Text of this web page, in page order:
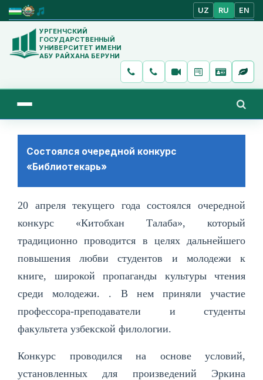
UZ RU EN
УРГЕНЧСКИЙ
ГОСУДАРСТВЕННЫЙ
УНИВЕРСИТЕТ ИМЕНИ
АБУ РАЙХАНА БЕРУНИ
Состоялся очередной конкурс
«Библиотекарь»
20 апреля текущего года состоялся очередной
конкурс «Китобхан Талаба», который
традиционно проводится в целях дальнейшего
повышения любви студентов и молодежи к
книге, широкой пропаганды культуры чтения
среди молодежи. . В нем приняли участие
профессора-преподаватели и студенты
факультета узбекской филологии.
Конкурс проводился на основе условий,
установленных для произведений Эркина